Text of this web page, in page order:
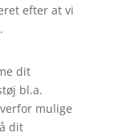
efter at vi
dit
bl.a.
mulige
dit